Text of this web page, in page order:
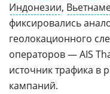
Индонезии,
фиксировались
геолокационного
операторов — AIS
источник трафика в
кампаний.